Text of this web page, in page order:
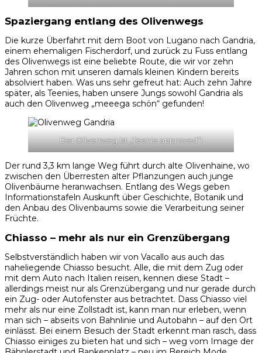
Spaziergang entlang des Olivenwegs
Die kurze Überfahrt mit dem Boot von Lugano nach Gandria,
einem ehemaligen Fischerdorf, und zurück zu Fuss entlang
des Olivenwegs ist eine beliebte Route, die wir vor zehn
Jahren schon mit unseren damals kleinen Kindern bereits
absolviert haben. Was uns sehr gefreut hat: Auch zehn Jahre
später, als Teenies, haben unsere Jungs sowohl Gandria als
auch den Olivenweg „meeega schön“ gefunden!
Der Olivenweg ist „Teenie approved“!
Der rund 3,3 km lange Weg führt durch alte Olivenhaine, wo
zwischen den Überresten alter Pflanzungen auch junge
Olivenbäume heranwachsen. Entlang des Wegs geben
Informationstafeln Auskunft über Geschichte, Botanik und
den Anbau des Olivenbaums sowie die Verarbeitung seiner
Früchte.
Chiasso – mehr als nur ein Grenzübergang
Selbstverständlich haben wir von Vacallo aus auch das
naheliegende Chiasso besucht. Alle, die mit dem Zug oder
mit dem Auto nach Italien reisen, kennen diese Stadt –
allerdings meist nur als Grenzübergang und nur gerade durch
ein Zug- oder Autofenster aus betrachtet. Dass Chiasso viel
mehr als nur eine Zollstadt ist, kann man nur erleben, wenn
man sich – abseits von Bahnlinie und Autobahn – auf den Ort
einlässt. Bei einem Besuch der Stadt erkennt man rasch, dass
Chiasso einiges zu bieten hat und sich – weg vom Image der